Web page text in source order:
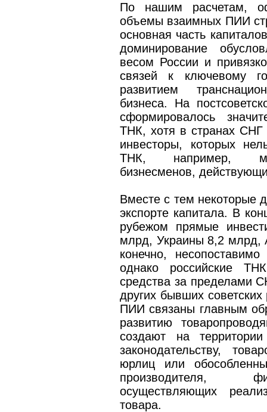
По нашим расчетам,
объемы взаимных ПИИ
основная часть
доминирование
весом России и
связей к ключевому
развитием
бизнеса. На
сформировалось
ТНК, хотя в странах СНГ
инвесторы, которых
ТНК, например,
бизнесменов,
Вместе с тем некоторые
экспорте капитала. В
рубежом прямые
млрд, Украины 8,2 млрд,
конечно,
однако российские
средства за пределами
других бывших
ПИИ связаны главным
развитию
создают на
законодательству,
юрлиц или
производителя,
осуществляющих
товара.